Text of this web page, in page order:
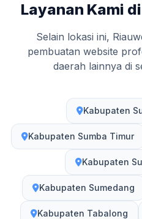
Layanan Kami
Selain lokasi ini,
pembuatan website
daerah lainnya di
Kabupaten
Kabupaten Sumba Timur
Kabupaten
Kabupaten Sumedang
Kabupaten Tabalong